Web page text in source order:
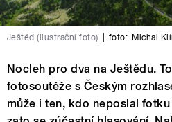
Ještěd (ilustrační foto) foto: Michal
Nocleh pro dva na Ještědu.
fotosoutěže s Českým
může i ten, kdo neposlal